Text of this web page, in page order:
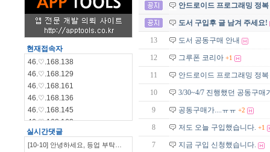
현재접속자
46.♡.168.138
46.♡.168.129
46.♡.168.161
46.♡.168.136
46.♡.168.145
46.♡.168.162
46.♡.168.144
46.♡.168.140
실시간댓글
[10-10] 안녕하세요, 등업 부탁…
안드로이드 프로그래밍 정
도서 구입후 글 남겨 주세요!
13 도서 공동구매 안내
12 그루폰 코리아 +1
11 안드로이드 프로그래밍 정
10 3/30~4/7 진행했던 공동구매
9 공동구매가....ㅠㅠ +2
8 저도 오늘 구입했습니다. +1
7 지금 구입 신청했습니다.